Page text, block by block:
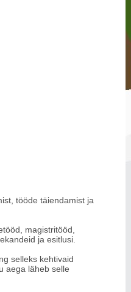
tööde täiendamist ja
magistritööd,
ja esitlusi.
selleks kehtivaid
aega läheb selle